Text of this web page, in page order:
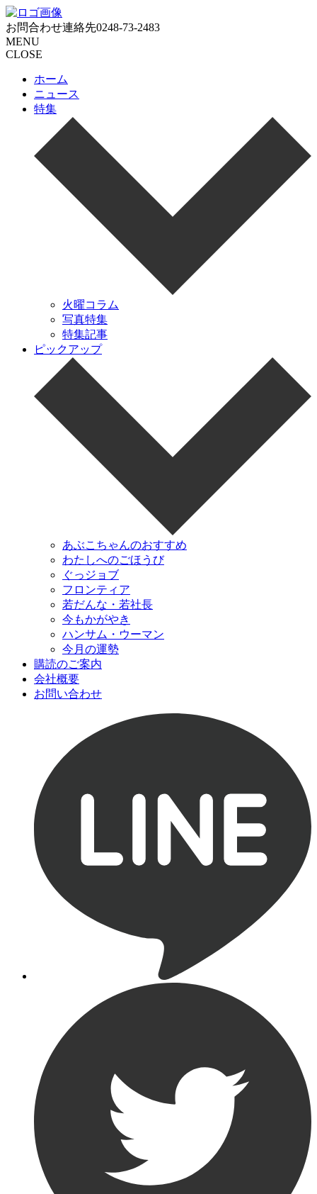
お問合わせ連絡先0248-73-2483
MENU
CLOSE
ホーム
ニュース
特集
火曜コラム
写真特集
特集記事
ピックアップ
あぶこちゃんのおすすめ
わたしへのごほうび
ぐっジョブ
フロンティア
若だんな・若社長
今もかがやき
ハンサム・ウーマン
今月の運勢
購読のご案内
会社概要
お問い合わせ